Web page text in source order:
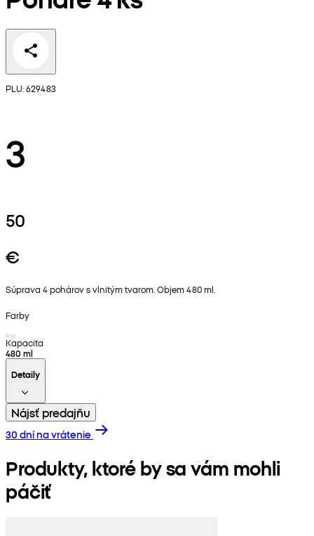
PLU: 629483
3
50
€
Súprava 4 pohárov s vlnitým tvarom. Objem 480 ml.
Farby
Kapacita
480 ml
Detaily
Nájsť predajňu
30 dní na vrátenie
Produkty, ktoré by sa vám mohli
páčiť